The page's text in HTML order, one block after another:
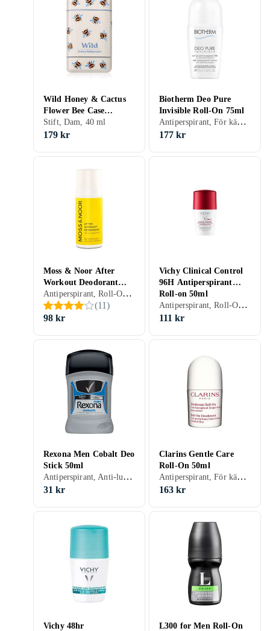
Wild Honey & Cactus
Flower Bee Case
Deodorant Stick 40g
Stift, Dam, 40 ml
179 kr
Biotherm Deo Pure
Invisible Roll-On 75ml
Antiperspirant, För känslig hud, Roll-On, Dam, Herr, 75 ml
177 kr
Moss & Noor After
Workout Deodorant
Fresh Grapefruit 60mlAntiperspirant, Roll-On, Dam, Herr, 60 ml
(11)
98 kr
Vichy Clinical Control
96H Antiperspirant
Roll-on 50ml
Antiperspirant, Roll-On, Dam, Herr, 50 ml
111 kr
Rexona Men Cobalt Deo
Stick 50ml
Antiperspirant, Anti-lukt, Stift, Herr, 50 ml
31 kr
Clarins Gentle Care
Roll-On 50ml
Antiperspirant, För känslig hud, Roll-On, Dam, Herr, 50 ml
163 kr
Vichy 48hr L300 for Men Roll-On